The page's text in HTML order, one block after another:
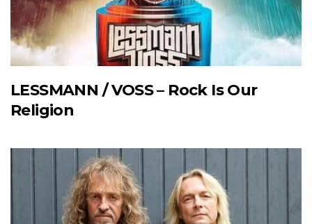
LESSMANN / VOSS – Rock Is Our
Religion